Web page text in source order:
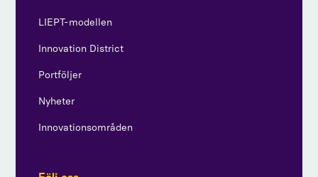
LIEPT-modellen
Innovation District
Portföljer
Nyheter
Innovationsområden